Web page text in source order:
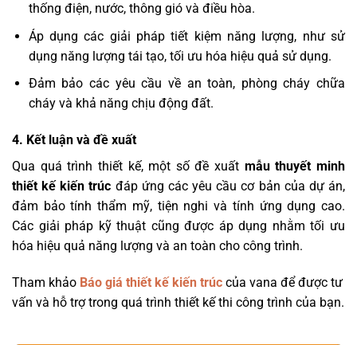
thống điện, nước, thông gió và điều hòa.
Áp dụng các giải pháp tiết kiệm năng lượng, như sử
dụng năng lượng tái tạo, tối ưu hóa hiệu quả sử dụng.
Đảm bảo các yêu cầu về an toàn, phòng cháy chữa
cháy và khả năng chịu động đất.
4. Kết luận và đề xuất
Qua quá trình thiết kế, một số đề xuất mẫu thuyết minh
thiết kế kiến trúc đáp ứng các yêu cầu cơ bản của dự án,
đảm bảo tính thẩm mỹ, tiện nghi và tính ứng dụng cao.
Các giải pháp kỹ thuật cũng được áp dụng nhằm tối ưu
hóa hiệu quả năng lượng và an toàn cho công trình.
Tham khảo Báo giá thiết kế kiến trúc của vana để được tư
vấn và hỗ trợ trong quá trình thiết kế thi công trình của bạn.